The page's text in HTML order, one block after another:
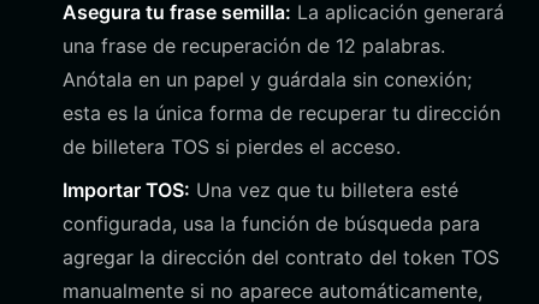
Asegura tu frase semilla: La aplicación generará
una frase de recuperación de 12 palabras.
Anótala en un papel y guárdala sin conexión;
esta es la única forma de recuperar tu dirección
de billetera TOS si pierdes el acceso.
Importar TOS: Una vez que tu billetera esté
configurada, usa la función de búsqueda para
agregar la dirección del contrato del token TOS
manualmente si no aparece automáticamente,